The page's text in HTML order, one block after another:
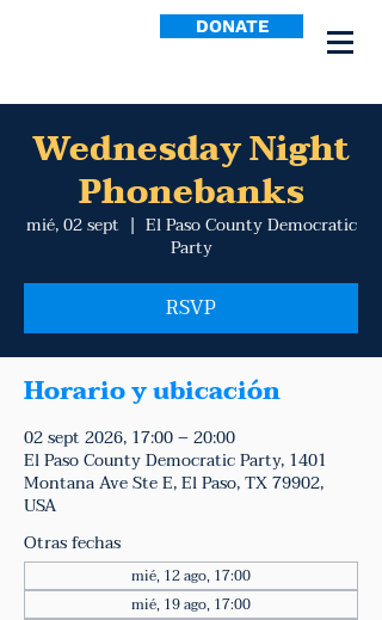
DONATE
Wednesday Night
Phonebanks
mié, 02 sept
  |
El Paso County Democratic
Party
RSVP
Horario y ubicación
02 sept 2026, 17:00 – 20:00
El Paso County Democratic Party, 1401
Montana Ave Ste E, El Paso, TX 79902,
USA
Otras fechas
mié, 12 ago, 17:00
mié, 19 ago, 17:00